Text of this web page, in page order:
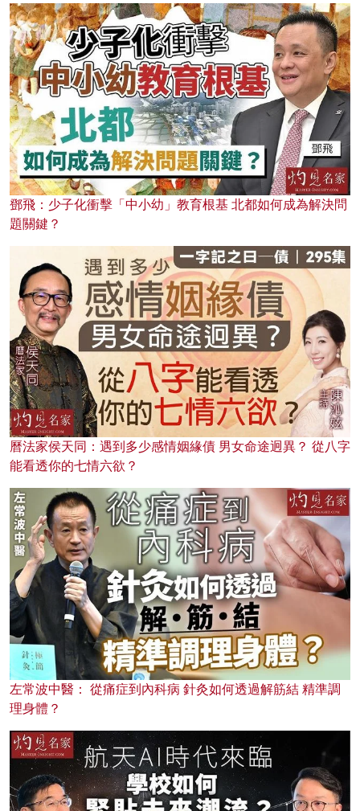
鄧飛：少子化衝擊「中小幼」教育根基 北都如何成為解決問
題關鍵？
曆法家侯天同：遇到多少感情姻緣債 男女命途迥異？ 從八字
能看透你的七情六欲？
左常波中醫： 從痛症到內科病 針灸如何透過解筋結 精準調
理身體？